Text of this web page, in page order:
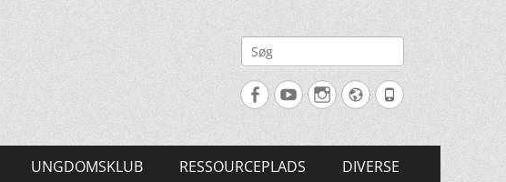
Søg
efter:
FacebookYouTubeInstagram
Website
Tlf.
UNGDOMSKLUB RESSOURCEPLADS DIVERSE